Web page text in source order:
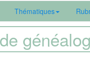
Thématiques